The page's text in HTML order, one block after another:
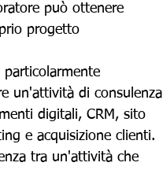
può ottenere
progetto
un'attività di consulenza
digitali, CRM, sito
e acquisizione clienti.
tra un'attività che